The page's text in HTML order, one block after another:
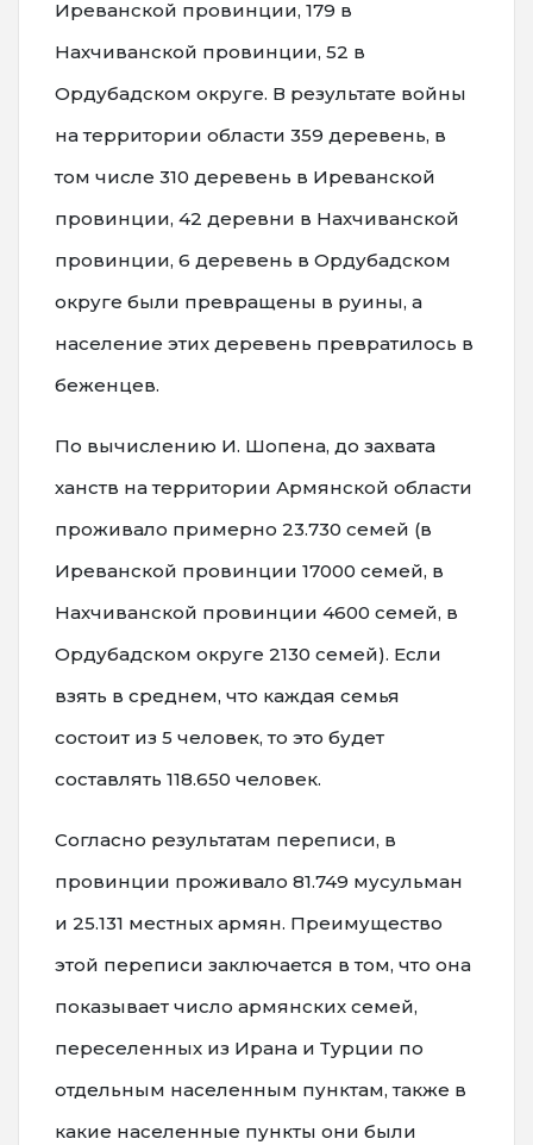
Иреванской провинции, 179 в
Нахчиванской провинции, 52 в
Ордубадском округе. В результате войны
на территории области 359 деревень, в
том числе 310 деревень в Иреванской
провинции, 42 деревни в Нахчиванской
провинции, 6 деревень в Ордубадском
округе были превращены в руины, а
население этих деревень превратилось в
беженцев.
По вычислению И. Шопена, до захвата
ханств на территории Армянской области
проживало примерно 23.730 семей (в
Иреванской провинции 17000 семей, в
Нахчиванской провинции 4600 семей, в
Ордубадском округе 2130 семей). Если
взять в среднем, что каждая семья
состоит из 5 человек, то это будет
составлять 118.650 человек.
Согласно результатам переписи, в
провинции проживало 81.749 мусульман
и 25.131 местных армян. Преимущество
этой переписи заключается в том, что она
показывает число армянских семей,
переселенных из Ирана и Турции по
отдельным населенным пунктам, также в
какие населенные пункты они были